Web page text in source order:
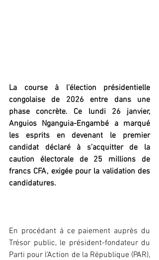
La course à l’élection présidentielle
congolaise de 2026 entre dans une
phase concrète. Ce lundi 26 janvier,
Anguios Nganguia-Engambé a marqué
les esprits en devenant le premier
candidat déclaré à s’acquitter de la
caution électorale de 25 millions de
francs CFA, exigée pour la validation des
candidatures.
‎En procédant à ce paiement auprès du
Trésor public, le président-fondateur du
Parti pour l’Action de la République (PAR),